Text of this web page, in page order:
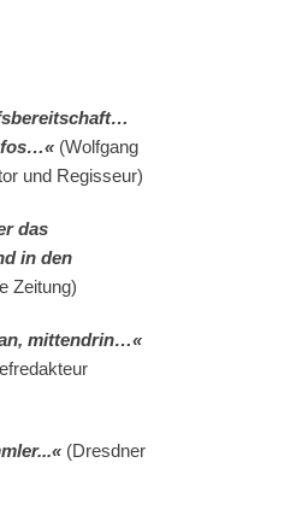
(Wolfgang
und Regisseur)
das
in den
Zeitung)
mittendrin…«
(Dresdner